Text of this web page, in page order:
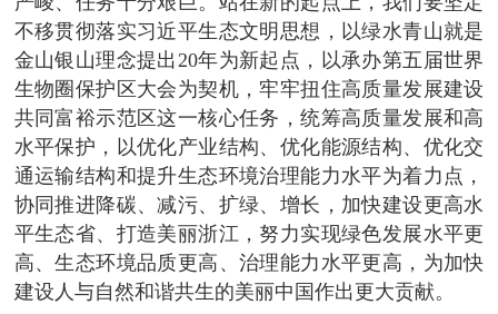
不移贯彻落实习近平生态文明思想，以绿水青山就是
金山银山理念提出20年为新起点，以承办第五届世界
生物圈保护区大会为契机，牢牢扭住高质量发展建设
共同富裕示范区这一核心任务，统筹高质量发展和高
水平保护，以优化产业结构、优化能源结构、优化交
通运输结构和提升生态环境治理能力水平为着力点，
协同推进降碳、减污、扩绿、增长，加快建设更高水
平生态省、打造美丽浙江，努力实现绿色发展水平更
高、生态环境品质更高、治理能力水平更高，为加快
建设人与自然和谐共生的美丽中国作出更大贡献。